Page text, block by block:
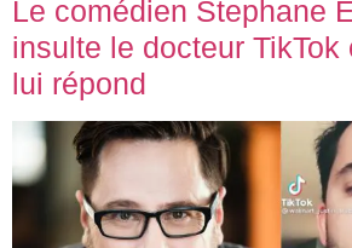
Le comédien Stephane
insulte le docteur TikTok
lui répond